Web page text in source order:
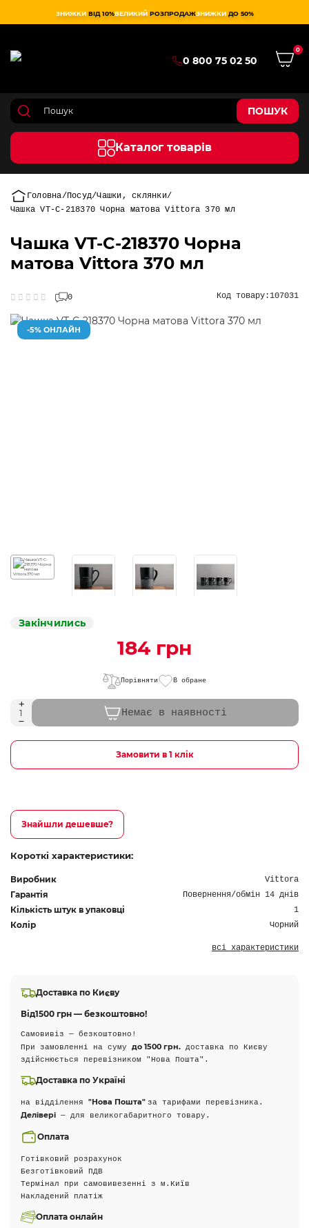
ЗНИЖКИ ВІД 10%ВЕЛИКИЙ РОЗПРОДАЖЗНИЖКИ ДО 50%
0 800 75 02 50
0
ПОШУК
Каталог товарів
Головна Посуд Чашки, склянки
Чашка VT-C-218370 Чорна матова Vittora 370 мл
Чашка VT-C-218370 Чорна
матова Vittora 370 мл
0 Код товару:107031
-5% ОНЛАЙН
Закінчились
184 грн
Порівняти В обране
Немає в наявності
Замовити в 1 клік
Знайшли дешевше?
Короткі характеристики:
Виробник Vittora
Гарантія Повернення/обмін 14 днів
Кількість штук в упаковці 1
Колір Чорний
всі характеристики
Доставка по Києву
Від1500 грн — безкоштовно!
Самовивіз — безкоштовно!
При замовленні на суму до 1500 грн. доставка по Києву
здійснюється перевізником "Нова Пошта".
Доставка по Україні
на відділення "Нова Пошта" за тарифами перевізника.
Делівері — для великогабаритного товару.
Оплата
Готівковий розрахунок
Безготівковий ПДВ
Термінал при самовивезенні з м.Київ
Накладений платіж
Оплата онлайн